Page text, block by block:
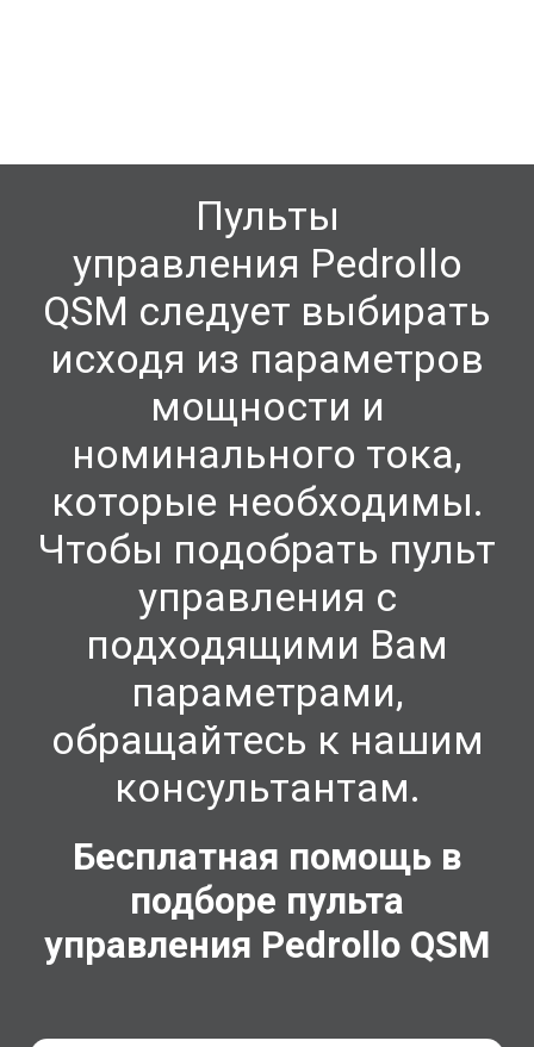
Пульты
управления Pedrollo
QSM следует выбирать
исходя из параметров
мощности и
номинального тока,
которые необходимы.
Чтобы подобрать пульт
управления с
подходящими Вам
параметрами,
обращайтесь к нашим
консультантам.
Бесплатная помощь в
подборе пульта
управления Pedrollo QSM